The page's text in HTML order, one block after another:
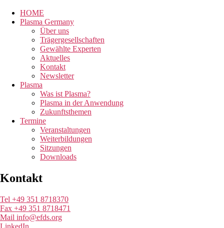
HOME
Plasma Germany
Über uns
Trägergesellschaften
Gewählte Experten
Aktuelles
Kontakt
Newsletter
Plasma
Was ist Plasma?
Plasma in der Anwendung
Zukunftsthemen
Termine
Veranstaltungen
Weiterbildungen
Sitzungen
Downloads
Kontakt
Tel +49 351 8718370
Fax +49 351 8718471
Mail info@efds.org
LinkedIn